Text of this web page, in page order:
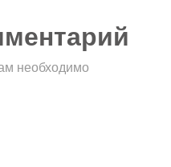
необходимо